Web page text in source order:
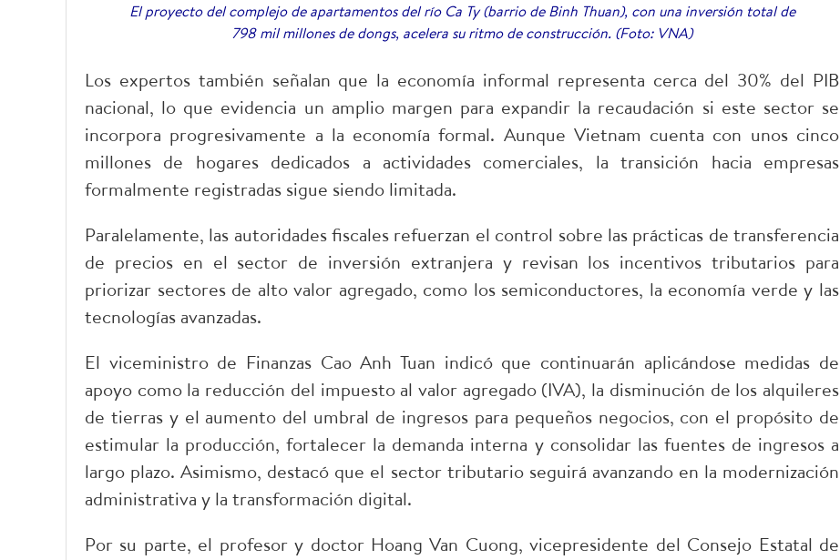
El proyecto del complejo de apartamentos del río Ca Ty (barrio de Binh Thuan), con una inversión total de
798 mil millones de dongs, acelera su ritmo de construcción. (Foto: VNA)
​Los expertos también señalan que la economía informal representa cerca del 30% del PIB
nacional, lo que evidencia un amplio margen para expandir la recaudación si este sector se
incorpora progresivamente a la economía formal. Aunque Vietnam cuenta con unos cinco
millones de hogares dedicados a actividades comerciales, la transición hacia empresas
formalmente registradas sigue siendo limitada.
​Paralelamente, las autoridades fiscales refuerzan el control sobre las prácticas de transferencia
de precios en el sector de inversión extranjera y revisan los incentivos tributarios para
priorizar sectores de alto valor agregado, como los semiconductores, la economía verde y las
tecnologías avanzadas.
​El viceministro de Finanzas Cao Anh Tuan indicó que continuarán aplicándose medidas de
apoyo como la reducción del impuesto al valor agregado (IVA), la disminución de los alquileres
de tierras y el aumento del umbral de ingresos para pequeños negocios, con el propósito de
estimular la producción, fortalecer la demanda interna y consolidar las fuentes de ingresos a
largo plazo. Asimismo, destacó que el sector tributario seguirá avanzando en la modernización
administrativa y la transformación digital.
​Por su parte, el profesor y doctor Hoang Van Cuong, vicepresidente del Consejo Estatal de